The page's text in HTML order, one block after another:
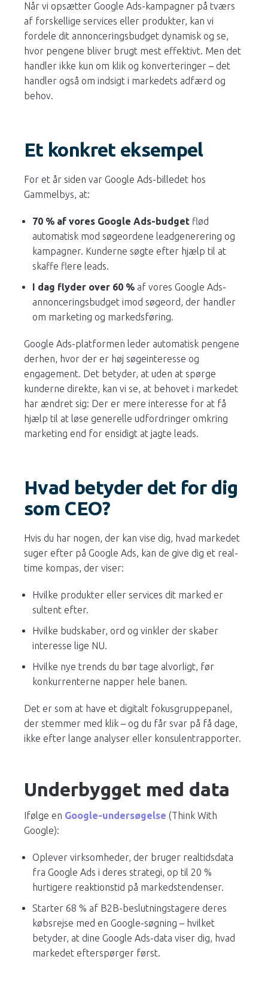
Når vi opsætter Google Ads-kampagner på tværs
af forskellige services eller produkter, kan vi
fordele dit annonceringsbudget dynamisk og se,
hvor pengene bliver brugt mest effektivt. Men det
handler ikke kun om klik og konverteringer – det
handler også om indsigt i markedets adfærd og
behov.
Et konkret eksempel
For et år siden var Google Ads-billedet hos
Gammelbys, at:
70 % af vores Google Ads-budget flød
automatisk mod søgeordene leadgenerering og
kampagner. Kunderne søgte efter hjælp til at
skaffe flere leads.
I dag flyder over 60 % af vores Google Ads-
annonceringsbudget imod søgeord, der handler
om marketing og markedsføring.
Google Ads-platformen leder automatisk pengene
derhen, hvor der er høj søgeinteresse og
engagement. Det betyder, at uden at spørge
kunderne direkte, kan vi se, at behovet i markedet
har ændret sig: Der er mere interesse for at få
hjælp til at løse generelle udfordringer omkring
marketing end for ensidigt at jagte leads.
Hvad betyder det for dig
som CEO?
Hvis du har nogen, der kan vise dig, hvad markedet
suger efter på Google Ads, kan de give dig et real-
time kompas, der viser:
Hvilke produkter eller services dit marked er
sultent efter.
Hvilke budskaber, ord og vinkler der skaber
interesse lige NU.
Hvilke nye trends du bør tage alvorligt, før
konkurrenterne napper hele banen.
Det er som at have et digitalt fokusgruppepanel,
der stemmer med klik – og du får svar på få dage,
ikke efter lange analyser eller konsulentrapporter.
Underbygget med data
Ifølge en Google-undersøgelse (Think With
Google):
Oplever virksomheder, der bruger realtidsdata
fra Google Ads i deres strategi, op til 20 %
hurtigere reaktionstid på markedstendenser.
Starter 68 % af B2B-beslutningstagere deres
købsrejse med en Google-søgning – hvilket
betyder, at dine Google Ads-data viser dig, hvad
markedet efterspørger først.